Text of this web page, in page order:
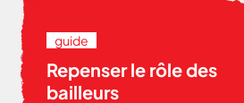
guide
Repenser le rôle des
bailleurs